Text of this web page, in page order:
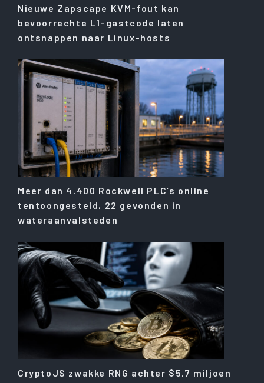
Nieuwe Zapscape KVM-fout kan
bevoorrechte L1-gastcode laten
ontsnappen naar Linux-hosts
Meer dan 4.400 Rockwell PLC’s online
tentoongesteld, 22 gevonden in
wateraanvalsteden
CryptoJS zwakke RNG achter $5,7 miljoen